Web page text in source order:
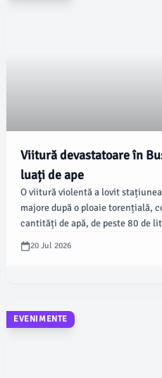
Viitură devastatoare în
luați de ape
O viitură violentă a lovit
majore după o ploaie torențială,
cantități de apă, de peste 80 de
furtunii, iar străzile au fost
autoturisme și persoane.
20 Jul 2026
EVENIMENTE